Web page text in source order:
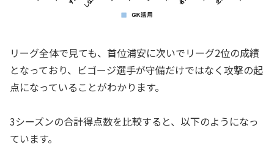
リーグ全体で見ても、首位浦安に次いでリーグ2位の成績
となっており、ビゴージ選手が守備だけではなく攻撃の起
点になっていることがわかります。
3シーズンの合計得点数を比較すると、以下のようになっ
ています。